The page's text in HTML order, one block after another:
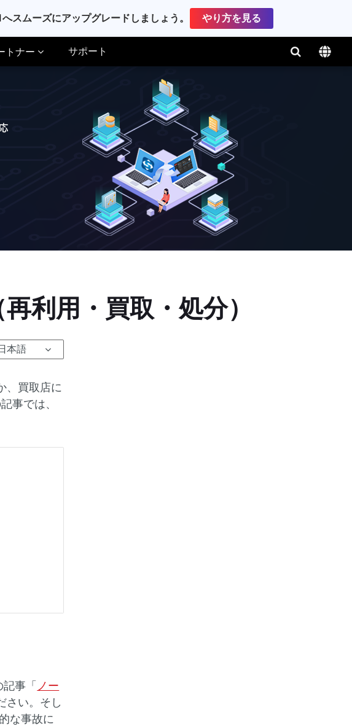
スムーズにアップグレードしましょう。 やり方を見る
トナー サポート
利用・買取・処分）
本語
、買取店に
事では、
記事「 ノー
さい。そし
な事故に